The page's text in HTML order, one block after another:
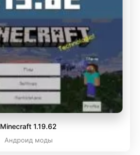
Minecraft 1.19.62
Андроид моды